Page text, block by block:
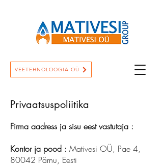
VEETEHNOLOOGIA OÜ
Privaatsuspoliitika
Firma aadress ja sisu eest vastutaja :
Kontor ja pood : Mativesi OÜ, Pae 4,
80042 Pärnu, Eesti